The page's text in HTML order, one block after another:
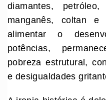
diamantes,
manganês, coltan
alimentar o
potências,
pobreza estrutural,
e desigualdades